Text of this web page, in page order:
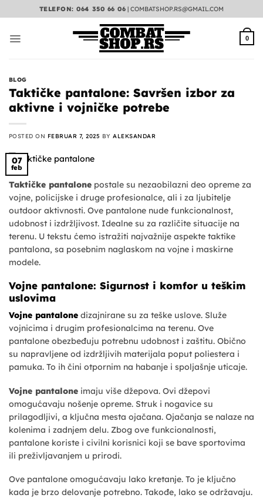
na
TELEFON: 064 350 66 06 |COMBATSHOP.RS@GMAIL.COM
0
BLOG
Taktičke pantalone: Savršen izbor za
aktivne i vojničke potrebe
POSTED ON FEBRUAR 7, 2025 BYALEKSANDAR
07
feb
Taktičke pantalone postale su nezaobilazni deo opreme za
vojne, policijske i druge profesionalce, ali i za ljubitelje
outdoor aktivnosti. Ove pantalone nude funkcionalnost,
udobnost i izdržljivost. Idealne su za različite situacije na
terenu. U tekstu ćemo istražiti najvažnije aspekte taktike
pantalona, sa posebnim naglaskom na vojne i maskirne
modele.
Vojne pantalone: Sigurnost i komfor u teškim
uslovima
Vojne pantalone dizajnirane su za teške uslove. Služe
vojnicima i drugim profesionalcima na terenu. Ove
pantalone obezbeđuju potrebnu udobnost i zaštitu. Obično
su napravljene od izdržljivih materijala poput poliestera i
pamuka. To ih čini otpornim na habanje i spoljašnje uticaje.
Vojne pantalone imaju više džepova. Ovi džepovi
omogućavaju nošenje opreme. Struk i nogavice su
prilagodljivi, a ključna mesta ojačana. Ojačanja se nalaze na
kolenima i zadnjem delu. Zbog ove funkcionalnosti,
pantalone koriste i civilni korisnici koji se bave sportovima
ili preživljavanjem u prirodi.
Ove pantalone omogućavaju lako kretanje. To je ključno
kada je brzo delovanje potrebno. Takođe, lako se održavaju.